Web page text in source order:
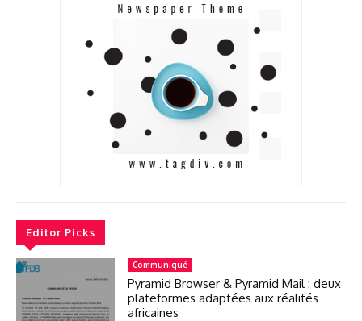
Editor Picks
Communiqué
Pyramid Browser & Pyramid Mail : deux
plateformes adaptées aux réalités
africaines